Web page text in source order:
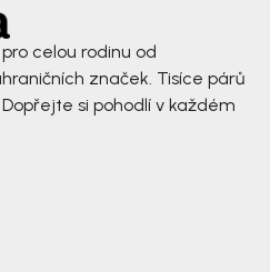
celou rodinu od
značek. Tisíce párů
si pohodlí v každém